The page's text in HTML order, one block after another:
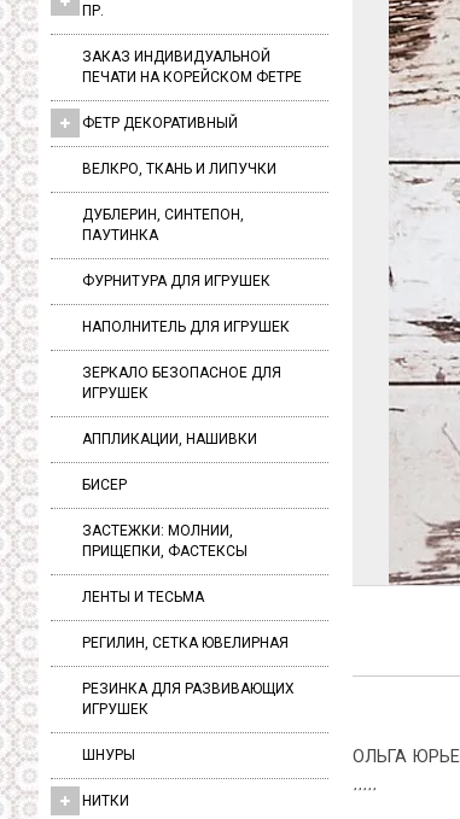
ПР.
ЗАКАЗ ИНДИВИДУАЛЬНОЙ
ПЕЧАТИ НА КОРЕЙСКОМ ФЕТРЕ
ФЕТР ДЕКОРАТИВНЫЙ
ВЕЛКРО, ТКАНЬ И ЛИПУЧКИ
ДУБЛЕРИН, СИНТЕПОН,
ПАУТИНКА
ФУРНИТУРА ДЛЯ ИГРУШЕК
НАПОЛНИТЕЛЬ ДЛЯ ИГРУШЕК
ЗЕРКАЛО БЕЗОПАСНОЕ ДЛЯ
ИГРУШЕК
АППЛИКАЦИИ, НАШИВКИ
БИСЕР
ЗАСТЕЖКИ: МОЛНИИ,
ПРИЩЕПКИ, ФАСТЕКСЫ
ЛЕНТЫ И ТЕСЬМА
РЕГИЛИН, СЕТКА ЮВЕЛИРНАЯ
РЕЗИНКА ДЛЯ РАЗВИВАЮЩИХ
ИГРУШЕК
ШНУРЫ
НИТКИ
ОЛЬГА